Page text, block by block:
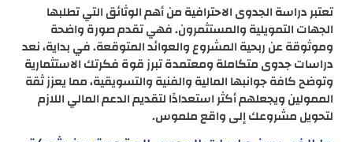
تعتبر دراسة الجدوى الاحترافية من أهم الوثائق التي تطلبها
الجهات التمويلية والمستثمرون. فهي تقدم صورة واضحة
وموثوقة عن ربحية المشروع والعوائد المتوقعة. في بداية، نعد
دراسات جدوى متكاملة ومعتمدة تبرز قوة فكرتك الاستثمارية
وتوضح كافة جوانبها المالية والفنية والتسويقية، مما يعزز ثقة
الممولين ويجعلهم أكثر استعدادًا لتقديم الدعم المالي اللازم
لتحويل مشروعك إلى واقع ملموس.